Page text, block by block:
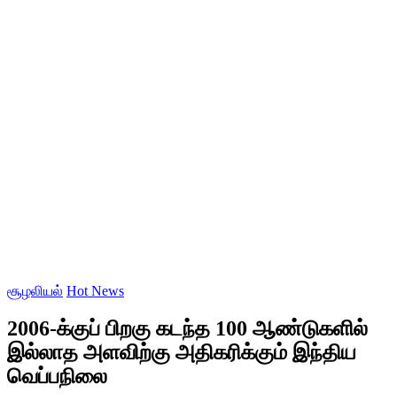
சூழலியல் Hot News
2006-க்குப் பிறகு கடந்த 100 ஆண்டுகளில்
இல்லாத அளவிற்கு அதிகரிக்கும் இந்திய
வெப்பநிலை